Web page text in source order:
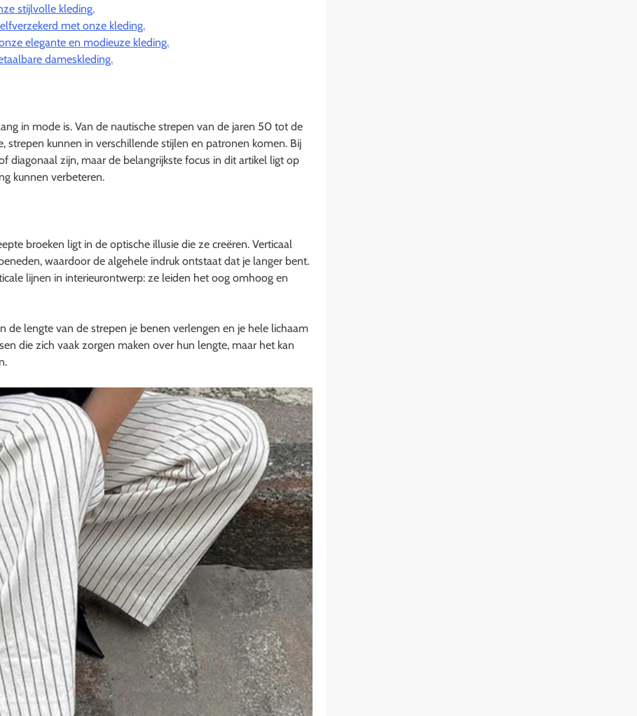
stijlvolle kleding.
met onze kleding.
elegante en modieuze kleding.
dameskleding.
in mode is. Van de nautische strepen van de jaren 50 tot de
strepen kunnen in verschillende stijlen en patronen komen. Bij
diagonaal zijn, maar de belangrijkste focus in dit artikel ligt op
kunnen verbeteren.
broeken ligt in de optische illusie die ze creëren. Verticaal
waardoor de algehele indruk ontstaat dat je langer bent.
lijnen in interieurontwerp: ze leiden het oog omhoog en
de lengte van de strepen je benen verlengen en je hele lichaam
die zich vaak zorgen maken over hun lengte, maar het kan